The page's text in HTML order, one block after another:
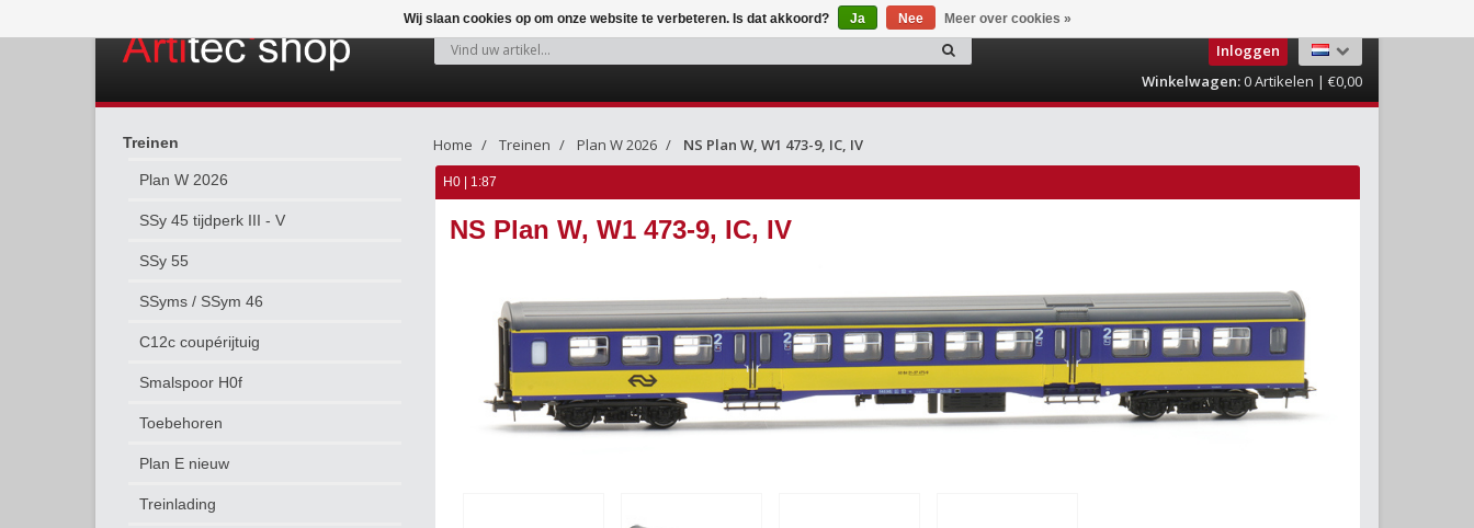
Inloggen
Winkelwagen:0Artikelen | €0,00
Treinen
Plan W 2026
SSy 45 tijdperk III - V
SSy 55
SSyms / SSym 46
C12c coupérijtuig
Smalspoor H0f
Toebehoren
Plan E nieuw
Treinlading
Home Treinen Plan W 2026 NS Plan W, W1 473-9, IC, IV
H0 | 1:87
NS Plan W, W1 473-9, IC, IV
Wij slaan cookies op om onze website te verbeteren. Is dat akkoord? Ja Nee Meer over cookies »